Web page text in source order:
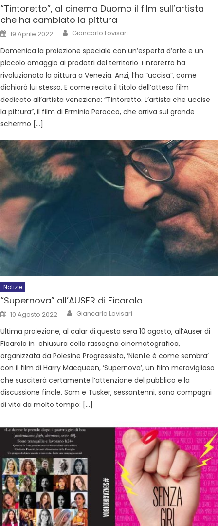
“Tintoretto”, al cinema Duomo il film sull’artista
che ha cambiato la pittura
19 Aprile 2022 Giancarlo Lovisari
Domenica la proiezione speciale con un’esperta d’arte e un
piccolo omaggio ai prodotti del territorio Tintoretto ha
rivoluzionato la pittura a Venezia. Anzi, l’ha “uccisa”, come
dichiarò lui stesso. E come recita il titolo dell’atteso film
dedicato all’artista veneziano: “Tintoretto. L’artista che uccise
la pittura”, il film di Erminio Perocco, che arriva sul grande
schermo […]
Notizie
“Supernova” all’AUSER di Ficarolo
10 Agosto 2022 Giancarlo Lovisari
Ultima proiezione, al calar di.questa sera 10 agosto, all’Auser di
Ficarolo in chiusura della rassegna cinematografica,
organizzata da Polesine Progressista, ‘Niente è come sembra’
con il film di Harry Macqueen, ‘Supernova’, un film meraviglioso
che susciterà certamente l’attenzione del pubblico e la
discussione finale. Sam e Tusker, sessantenni, sono compagni
di vita da molto tempo: […]